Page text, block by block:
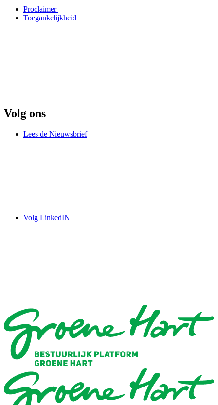
Proclaimer
Toegankelijkheid
Volg ons
Lees de Nieuwsbrief
Volg LinkedIN